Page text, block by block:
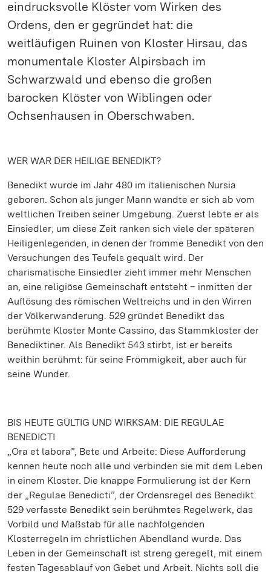
eindrucksvolle Klöster vom Wirken des
Ordens, den er gegründet hat: die
weitläufigen Ruinen von Kloster Hirsau, das
monumentale Kloster Alpirsbach im
Schwarzwald und ebenso die großen
barocken Klöster von Wiblingen oder
Ochsenhausen in Oberschwaben.
WER WAR DER HEILIGE BENEDIKT?
Benedikt wurde im Jahr 480 im italienischen Nursia
geboren. Schon als junger Mann wandte er sich ab vom
weltlichen Treiben seiner Umgebung. Zuerst lebte er als
Einsiedler; um diese Zeit ranken sich viele der späteren
Heiligenlegenden, in denen der fromme Benedikt von den
Versuchungen des Teufels gequält wird. Der
charismatische Einsiedler zieht immer mehr Menschen
an, eine religiöse Gemeinschaft entsteht – inmitten der
Auflösung des römischen Weltreichs und in den Wirren
der Völkerwanderung. 529 gründet Benedikt das
berühmte Kloster Monte Cassino, das Stammkloster der
Benediktiner. Als Benedikt 543 stirbt, ist er bereits
weithin berühmt: für seine Frömmigkeit, aber auch für
seine Wunder.
BIS HEUTE GÜLTIG UND WIRKSAM: DIE REGULAE
BENEDICTI
„Ora et labora”, Bete und Arbeite: Diese Aufforderung
kennen heute noch alle und verbinden sie mit dem Leben
in einem Kloster. Die knappe Formulierung ist der Kern
der „Regulae Benedicti“, der Ordensregel des Benedikt.
529 verfasste Benedikt sein berühmtes Regelwerk, das
Vorbild und Maßstab für alle nachfolgenden
Klosterregeln im christlichen Abendland wurde. Das
Leben in der Gemeinschaft ist streng geregelt, mit einem
festen Tagesablauf von Gebet und Arbeit. Nichts soll die